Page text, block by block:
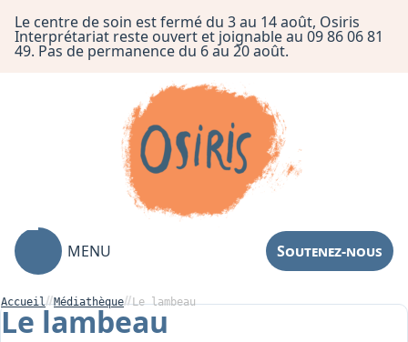
Le centre de soin est fermé du 3 au 14 août, Osiris
Interprétariat reste ouvert et joignable au 09 86 06 81
49. Pas de permanence du 6 au 20 août.
MENU Soutenez-nous
Accueil Médiathèque Le lambeau
Le lambeau